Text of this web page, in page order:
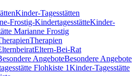
Kinder-Tages­stätten
Frostig-KindertagesstätteKinder-
Marianne Frostig
Therapien
Eltern-Bei-Rat
AngeboteBesondere Angebote
Flohkiste 1Kinder-Tagesstätte